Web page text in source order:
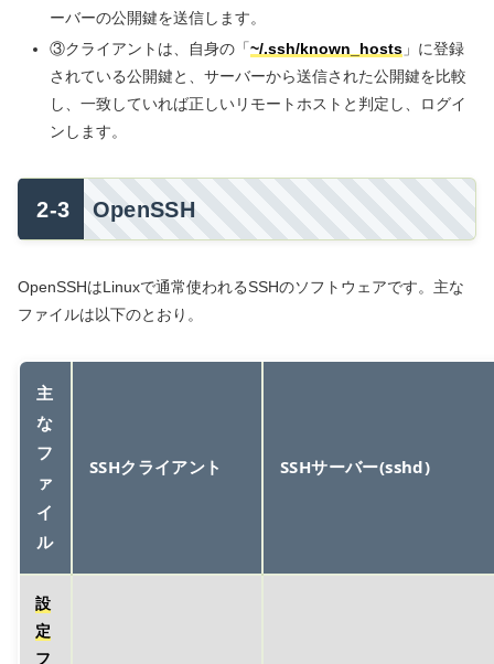
ーバーの公開鍵を送信します。
③クライアントは、自身の「~/.ssh/known_hosts」に登録
されている公開鍵と、サーバーから送信された公開鍵を比較
し、一致していれば正しいリモートホストと判定し、ログイ
ンします。
OpenSSH
OpenSSHはLinuxで通常使われるSSHのソフトウェアです。主な
ファイルは以下のとおり。
主
な
フ
ァ
イ
ル
SSHクライアント SSHサーバー(sshd)
設
定
フ